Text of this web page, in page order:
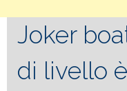
Joker
di livello